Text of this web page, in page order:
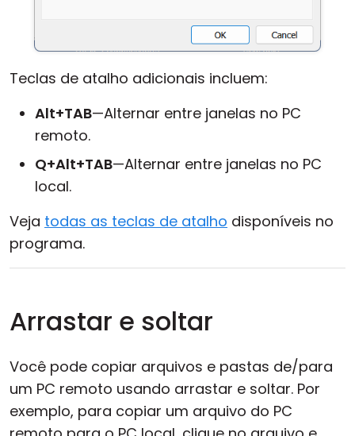
Teclas de atalho adicionais incluem:
Alt+TAB—Alternar entre janelas no PC
remoto.
Q+Alt+TAB—Alternar entre janelas no PC
local.
Veja todas as teclas de atalho disponíveis no
programa.
Arrastar e soltar
Você pode copiar arquivos e pastas de/para
um PC remoto usando arrastar e soltar. Por
exemplo, para copiar um arquivo do PC